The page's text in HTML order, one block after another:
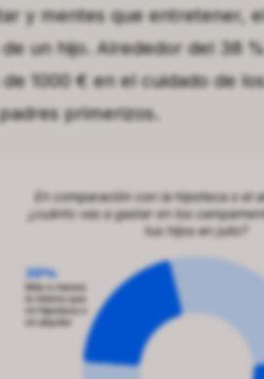
y mentes que entretener,
un hijo. Alrededor del 38
1000 € en el cuidado de
primerizos.